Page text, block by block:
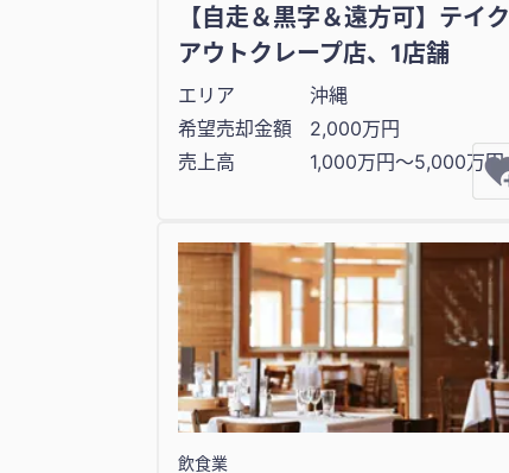
【自走＆黒字＆遠方可】テイク
アウトクレープ店、1店舗
エリア
沖縄
希望売却金額
2,000万円
売上高
1,000万円〜5,000万円
飲食業